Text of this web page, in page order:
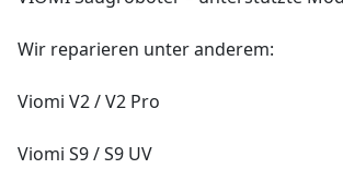
Wir reparieren unter anderem:
Viomi V2 / V2 Pro
Viomi S9 / S9 UV